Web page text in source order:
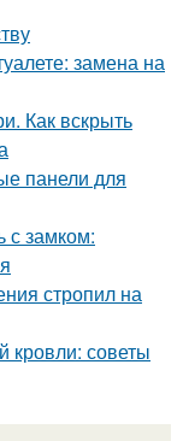
замена на
Как вскрыть
панели для
с замком:
стропил на
кровли: советы